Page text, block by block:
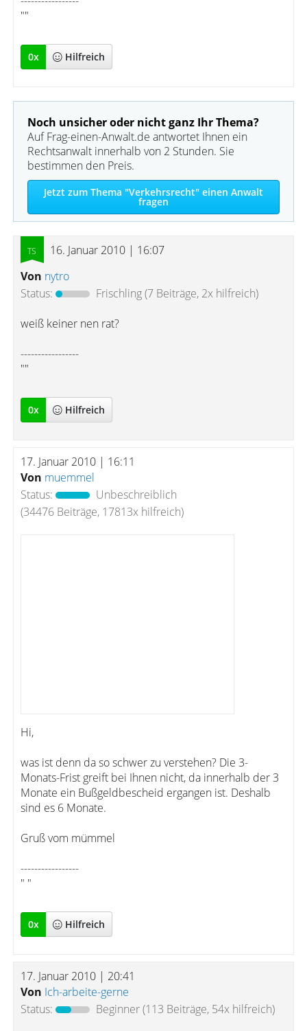
""
0x Hilfreich
Noch unsicher oder nicht ganz Ihr Thema?
Auf Frag-einen-Anwalt.de antwortet Ihnen ein
Rechtsanwalt innerhalb von 2 Stunden. Sie
bestimmen den Preis.
Jetzt zum Thema "Verkehrsrecht" einen Anwalt
fragen
16. Januar 2010 | 16:07
Von nytro
Status:
Frischling(7 Beiträge, 2x hilfreich)
weiß keiner nen rat?
-----------------
""
0x Hilfreich
17. Januar 2010 | 16:11
Von muemmel
Status:
Unbeschreiblich
(34476 Beiträge, 17813x hilfreich)
Hi,
was ist denn da so schwer zu verstehen? Die 3-
Monats-Frist greift bei Ihnen nicht, da innerhalb der 3
Monate ein Bußgeldbescheid ergangen ist. Deshalb
sind es 6 Monate.
Gruß vom mümmel
-----------------
" "
0x Hilfreich
17. Januar 2010 | 20:41
Von Ich-arbeite-gerne
Status:
Beginner(113 Beiträge, 54x hilfreich)